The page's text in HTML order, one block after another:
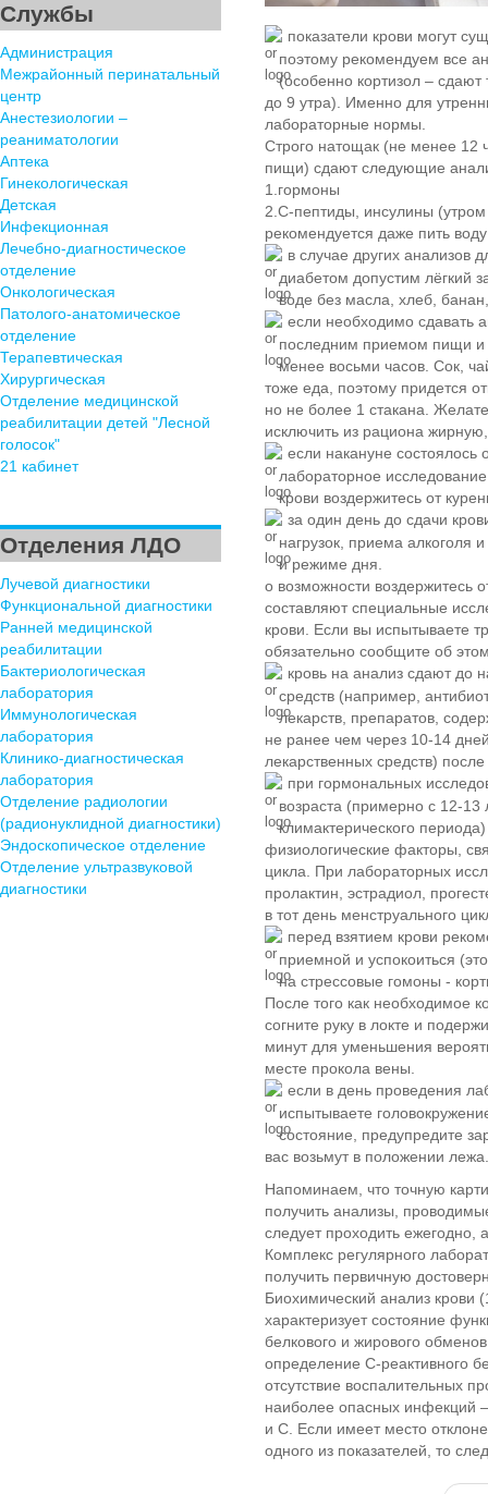
показатели крови могут
поэтому рекомендуем все
(особенно кортизол – сдают
до 9 утра). Именно для
лабораторные нормы.
Строго натощак (не менее 12
пищи) сдают следующие
1.гормоны
2.С-пептиды, инсулины
рекомендуется даже пить
в случае других анализов
диабетом допустим лёгкий
воде без масла, хлеб,
если необходимо сдавать
последним приемом пищи и
менее восьми часов. Сок,
тоже еда, поэтому придется
но не более 1 стакана.
исключить из рациона
если накануне состоялось
лабораторное
крови воздержитесь от
за один день до сдачи
нагрузок, приема алкоголя
и режиме дня.
о возможности воздержитесь
составляют специальные
крови. Если вы испытываете
обязательно сообщите об
кровь на анализ сдают до
средств (например,
лекарств, препаратов,
не ранее чем через 10-14
лекарственных средств)
при гормональных
возраста (примерно с 12-13
климактерического
физиологические факторы,
цикла. При лабораторных
пролактин, эстрадиол,
в тот день менструального
перед взятием крови
приемной и успокоиться
на стрессовые гомоны -
После того как необходимое
согните руку в локте и
минут для уменьшения
месте прокола вены.
если в день проведения
испытываете
состояние, предупредите
вас возьмут в положении лежа.
Напоминаем, что точную
получить анализы,
следует проходить ежегодно,
Комплекс регулярного
получить первичную
Биохимический анализ крови
характеризует состояние
белкового и жирового
определение С-реактивного
отсутствие воспалительных
наиболее опасных инфекций
и С. Если имеет место
одного из показателей, то
Службы
Администрация
Межрайонный перинатальный
центр
Анестезиологии –
реаниматологии
Аптека
Гинекологическая
Детская
Инфекционная
Лечебно-диагностическое
отделение
Онкологическая
Патолого-анатомическое
отделение
Терапевтическая
Хирургическая
Отделение медицинской
реабилитации детей "Лесной
голосок"
21 кабинет
Отделения ЛДО
Лучевой диагностики
Функциональной диагностики
Ранней медицинской
реабилитации
Бактериологическая
лаборатория
Иммунологическая
лаборатория
Клинико-диагностическая
лаборатория
Отделение радиологии
(радионуклидной диагностики)
Эндоскопическое отделение
Отделение ультразвуковой
диагностики